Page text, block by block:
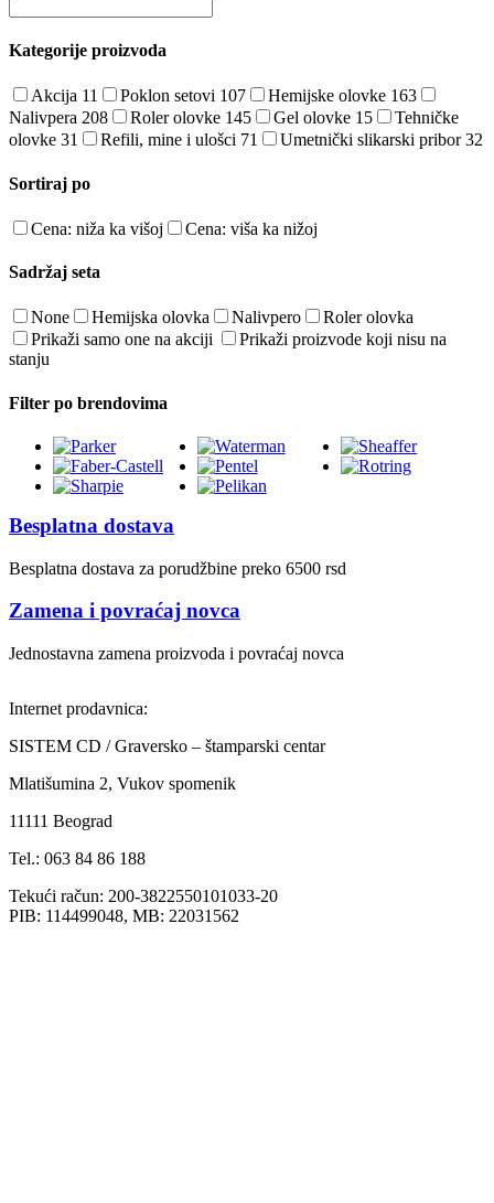
Kategorije proizvoda
Akcija 11 Poklon setovi 107 Hemijske olovke 163
Nalivpera 208 Roler olovke 145 Gel olovke 15
Tehničke
olovke 31 Refili, mine i ulošci 71 Umetnički slikarski pribor32
Sortiraj po
Cena: niža ka višoj Cena: viša ka nižoj
Sadržaj seta
None Hemijska olovka Nalivpero
Roler olovka
Prikaži samo one na akciji
Prikaži proizvode koji nisu na
stanju
Filter po brendovima
Besplatna dostava
Besplatna dostava za porudžbine preko 6500 rsd
Zamena i povraćaj novca
Jednostavna zamena proizvoda i povraćaj novca
Internet prodavnica:
SISTEM CD / Graversko – štamparski centar
Mlatišumina 2, Vukov spomenik
11111 Beograd
Tel.: 063 84 86 188
Tekući račun: 200-3822550101033-20
PIB: 114499048, MB: 22031562